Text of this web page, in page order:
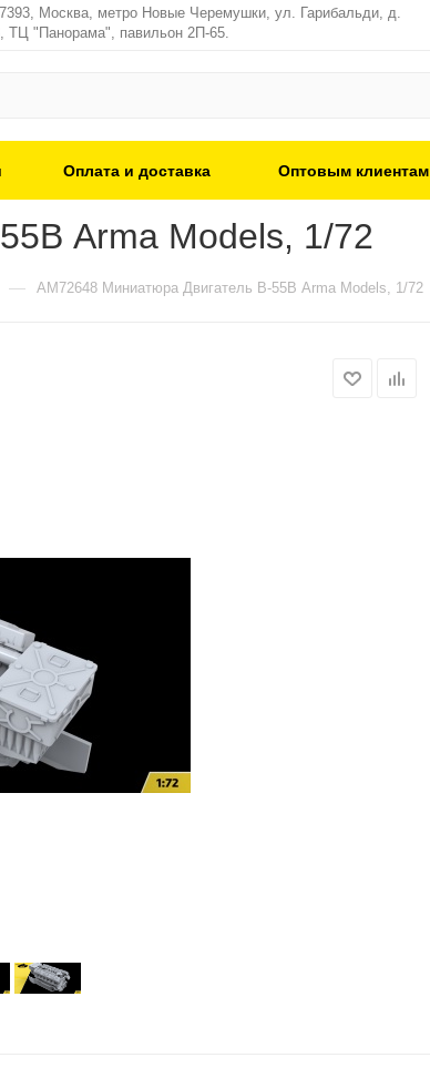
Москва, метро Новые Черемушки, ул. Гарибальди, д.
ТЦ "Панорама", павильон 2П-65.
Оплата и доставка Оптовым клиентам
Arma Models, 1/72
— AM72648 Миниатюра Двигатель В-55В Arma Models, 1/72